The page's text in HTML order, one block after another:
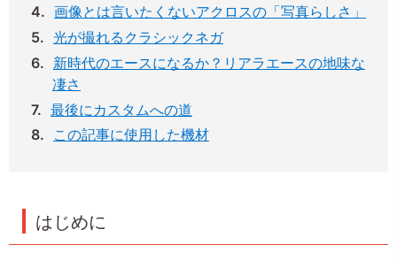
画像とは言いたくないアクロスの「写真らしさ」
光が撮れるクラシックネガ
新時代のエースになるか？リアラエースの地味な
凄さ
最後にカスタムへの道
この記事に使用した機材
はじめに